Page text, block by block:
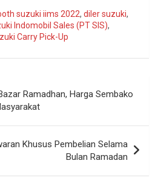
suzuki iims 2022, diler suzuki,
Indomobil Sales (PT SIS),
Carry Pick-Up
Ramadhan, Harga Sembako
Khusus Pembelian Selama
Bulan Ramadan